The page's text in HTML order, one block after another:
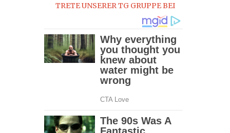
TRETE UNSERER TG GRUPPE BEI